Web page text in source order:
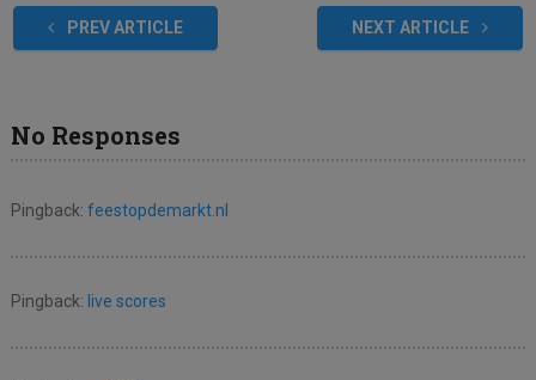
PREV ARTICLE NEXT ARTICLE
No Responses
Pingback: feestopdemarkt.nl
Pingback: live scores